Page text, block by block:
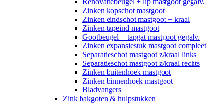
Renovatiebeugel + lip mastgoot gegalv.
Zinken kopschot mastgoot
Zinken eindschot mastgoot + kraal
Zinken tapeind mastgoot
Gootbeugel + tapgat mastgoot gegalv.
Zinken expansiestuk mastgoot compleet
Separatieschot mastgoot z/kraal links
Separatieschot mastgoot z/kraal rechts
Zinken buitenhoek mastgoot
Zinken binnenhoek mastgoot
Bladvangers
Zink bakgoten & hulpstukken